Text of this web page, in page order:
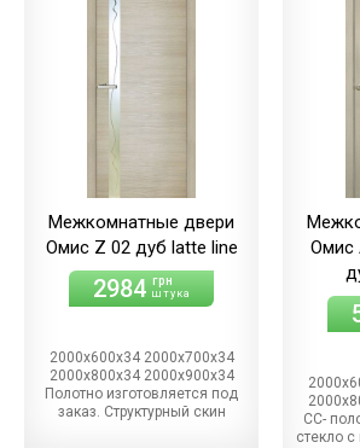
Межкомнатные двери
Омис Z 02 дуб latte line
2984 грн
штука
2000х600х34 2000х700х34
2000х800х34 2000х900х34
Полотно изготовляется под
заказ. Структурный скин
Омис
СС-
стекло